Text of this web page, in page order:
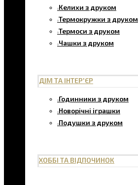
Келихи з друком
Термокружки з друком
Термоси з друком
Чашки з друком
ДІМ ТА ІНТЕР'ЄР
Годинники з друком
Новорічні іграшки
Подушки з друком
ХОББІ ТА ВІДПОЧИНОК